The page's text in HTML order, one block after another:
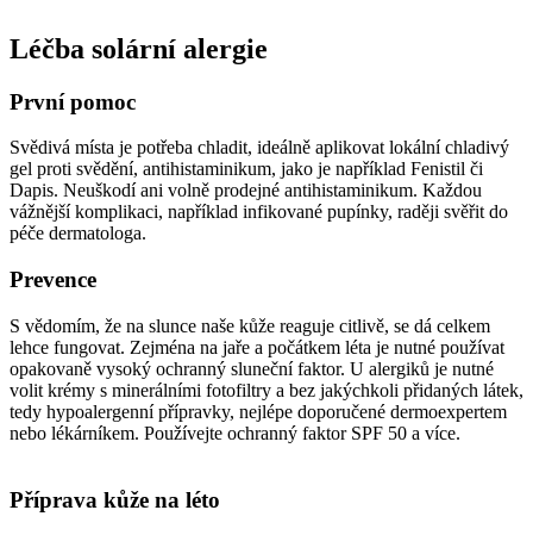
Léčba solární alergie
První pomoc
Svědivá místa je potřeba chladit, ideálně aplikovat lokální chladivý
gel proti svědění, antihistaminikum, jako je například Fenistil či
Dapis. Neuškodí ani volně prodejné antihistaminikum. Každou
vážnější komplikaci, například infikované pupínky, raději svěřit do
péče dermatologa.
Prevence
S vědomím, že na slunce naše kůže reaguje citlivě, se dá celkem
lehce fungovat. Zejména na jaře a počátkem léta je nutné používat
opakovaně vysoký ochranný sluneční faktor. U alergiků je nutné
volit krémy s minerálními fotofiltry a bez jakýchkoli přidaných látek,
tedy hypoalergenní přípravky, nejlépe doporučené dermoexpertem
nebo lékárníkem. Používejte ochranný faktor SPF 50 a více.
Příprava kůže na léto